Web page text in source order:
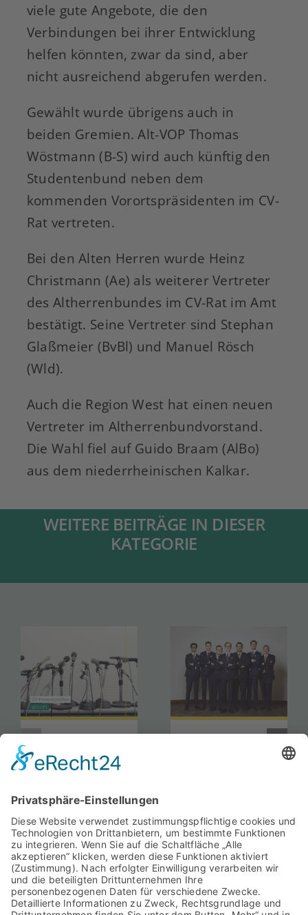
viele gute Angebote, die den
Verbindungen bei ihrer Entwicklung
helfen könnten, zwar da sind, aber
nicht ausreichend abgerufen werden.
Gewählt wurde übrigens auch in
beiden Gremien. Alt-VOP Thomas
Wöstmann (B-S) wird auch künftig den
Studentenbund neben dem
kommenden Vorortspräsidenten im CV-
Rat vertreten.
Bei den Alten Herren wurde Heinz
Christmann (Ae) als weiterer Vertreter
des Altherrenbundes im CV-Rat im Amt
bestätigt. Seine Vertreter sind Stephan
Glaßmeier (BvBl) und Manuel Rösch
(Wld).
Auch die Region West hat einen neuen
Vertreter im Altherrenbundvorstand.
Die Wahl fiel auf Guido Braam (AlBo)
aus dem niederrheinischen Kalkar.
WEITERE BEITRÄGE IN DIESER
KATEGORIE
CV-
Pressesprecher
Amtszeit
beginnt